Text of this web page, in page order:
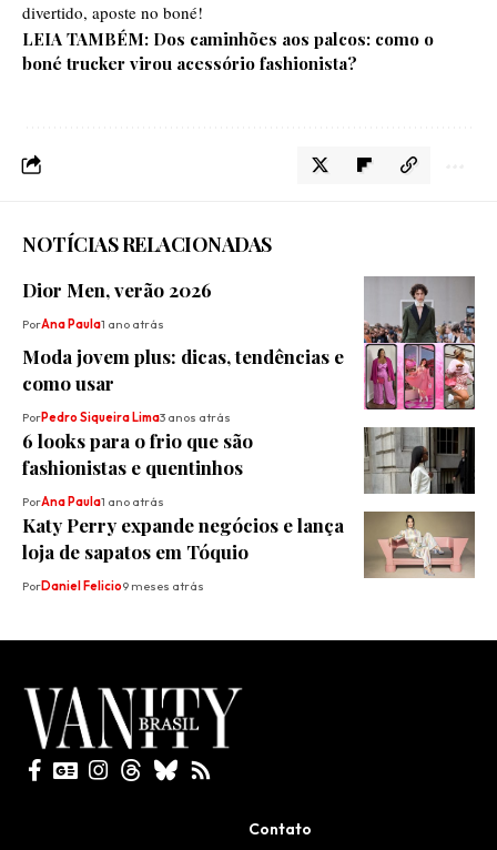
divertido, aposte no boné!
LEIA TAMBÉM: Dos caminhões aos palcos: como o
boné trucker virou acessório fashionista?
NOTÍCIAS RELACIONADAS
Dior Men, verão 2026
PorAna Paula1 ano atrás
Moda jovem plus: dicas, tendências e
como usar
PorPedro Siqueira Lima3 anos atrás
6 looks para o frio que são
fashionistas e quentinhos
PorAna Paula1 ano atrás
Katy Perry expande negócios e lança
loja de sapatos em Tóquio
PorDaniel Felicio9 meses atrás
Contato